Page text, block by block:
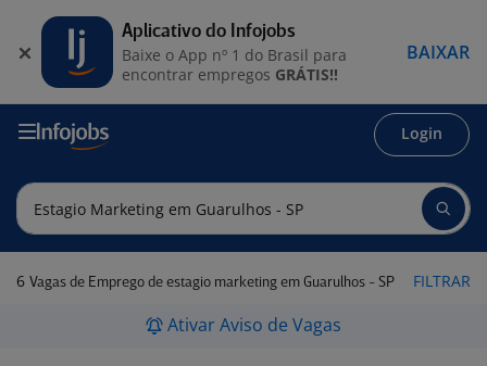
Login
6 Vagas de Emprego de estagio marketing em Guarulhos - SP FILTRAR
Ativar Aviso de Vagas
Aplicativo do Infojobs
Baixe o App nº 1 do Brasil para
encontrar empregos GRÁTIS!!
BAIXAR